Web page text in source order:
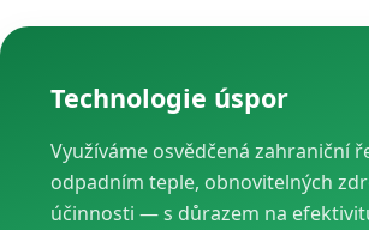
Technologie úspor
Využíváme osvědčená zahraniční
odpadním teple, obnovitelných
účinnosti — s důrazem na